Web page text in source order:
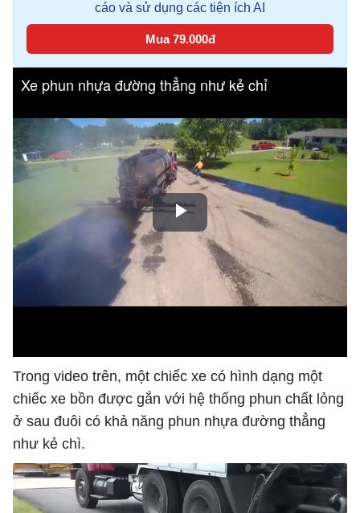
cáo và sử dụng các tiện ích AI
Mua 79.000đ
Trong video trên, một chiếc xe có hình dạng một
chiếc xe bồn được gắn với hệ thống phun chất lỏng
ở sau đuôi có khả năng phun nhựa đường thẳng
như kẻ chì.